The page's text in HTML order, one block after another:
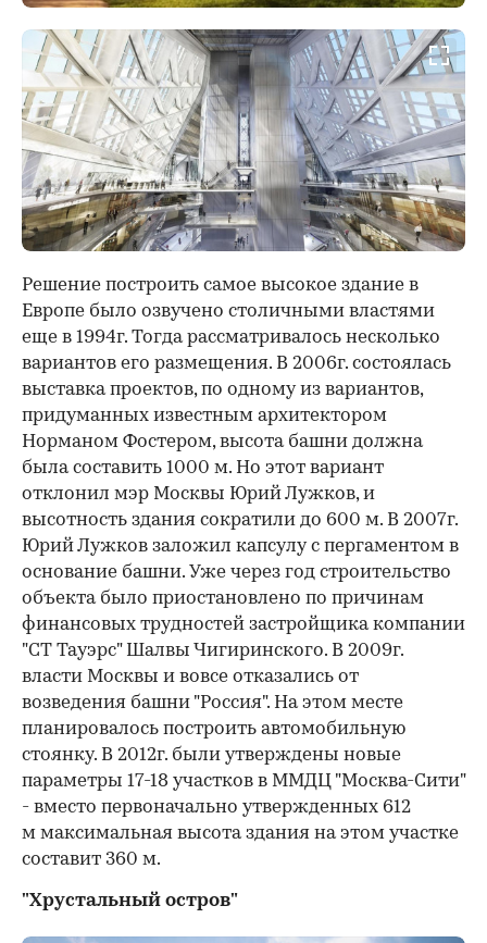
Решение построить самое высокое здание в
Европе было озвучено столичными властями
еще в 1994г. Тогда рассматривалось несколько
вариантов его размещения. В 2006г. состоялась
выставка проектов, по одному из вариантов,
придуманных известным архитектором
Норманом Фостером, высота башни должна
была составить 1000 м. Но этот вариант
отклонил мэр Москвы Юрий Лужков, и
высотность здания сократили до 600 м. В 2007г.
Юрий Лужков заложил капсулу с пергаментом в
основание башни. Уже через год строительство
объекта было приостановлено по причинам
финансовых трудностей застройщика компании
"СТ Тауэрс" Шалвы Чигиринского. В 2009г.
власти Москвы и вовсе отказались от
возведения башни "Россия". На этом месте
планировалось построить автомобильную
стоянку. В 2012г. были утверждены новые
параметры 17-18 участков в ММДЦ "Москва-Сити"
- вместо первоначально утвержденных 612
м максимальная высота здания на этом участке
составит 360 м.
"Хрустальный остров"